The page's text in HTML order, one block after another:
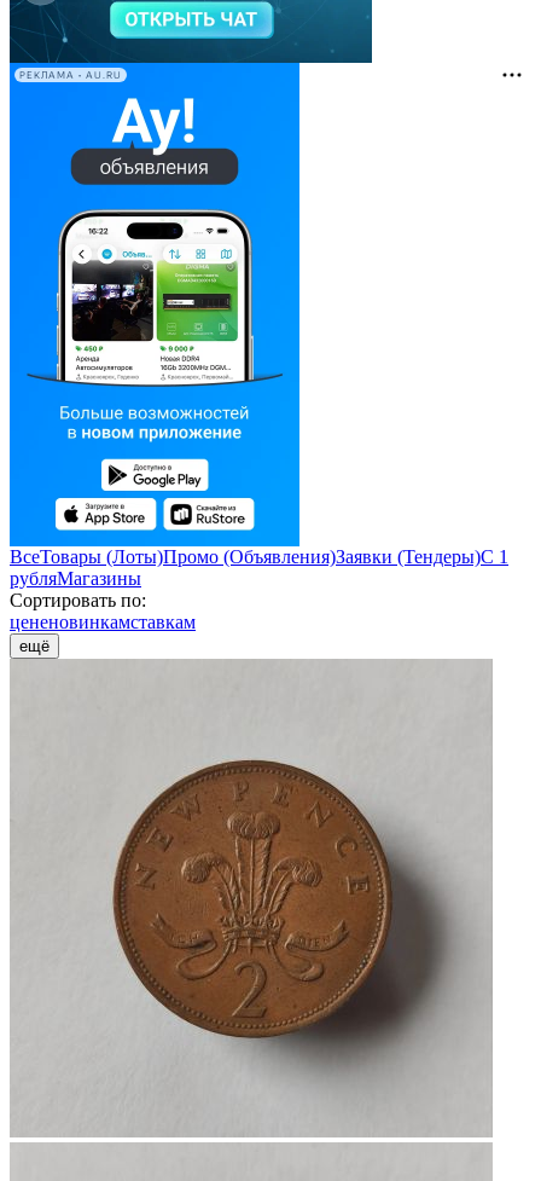
РЕКЛАМА • AU.RU
ВсеТовары (Лоты)Промо (Объявления)Заявки (Тендеры)С 1
рубляМагазины
Сортировать по:
цененовинкамставкам
ещё